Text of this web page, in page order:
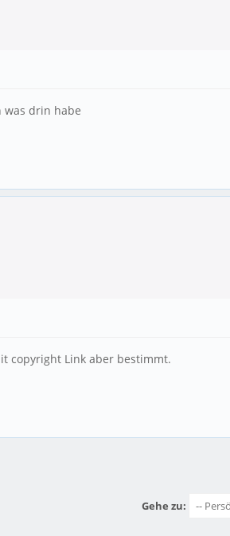
was drin habe
copyright Link aber bestimmt.
Gehe zu: